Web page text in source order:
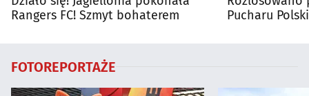
Rangers FC! Szmyt bohaterem
Pucharu Polski
FOTOREPORTAŻE